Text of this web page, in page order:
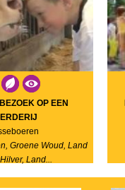
OP EEN
Groene Woud, Land
Land...